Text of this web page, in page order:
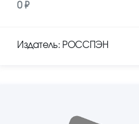
0 ₽
Издатель: РОССПЭН